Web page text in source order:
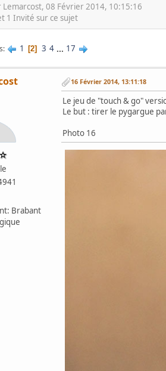
08 Février 2014, 10:15:16
1 Invité sur ce sujet
1 2 3 4 ... 17
Brabant
16 Février 2014, 13:11:18
Le jeu de "touch & go"
Le but : tirer le pygargue
Photo 16